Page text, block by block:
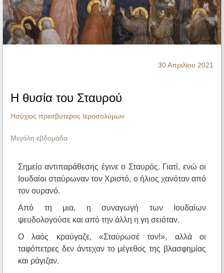
Ηχητικά
30 Απριλίου 2021
Η θυσία του Σταυρού
Ησύχιος πρεσβύτερος Ιεροσολύμων
Μεγάλη εβδομάδα
Σημείο αντιπαράθεσης έγινε ο Σταυρός. Γιατί, ενώ οι
Ιουδαίοι σταύρωναν τον Χριστό, ο ήλιος χανόταν από
τον ουρανό.
Από τη μια, η συναγωγή των Ιουδαίων
ψευδολογούσε και από την άλλη η γη σειόταν.
Ο λαός κραύγαζε, «Σταύρωσέ τον!», αλλά οι
ταφόπετρες δεν άντεχαν το μέγεθος της βλασφημίας
και ράγιζαν.